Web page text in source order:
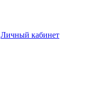
Личный кабинет